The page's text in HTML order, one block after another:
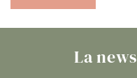
c
o
La